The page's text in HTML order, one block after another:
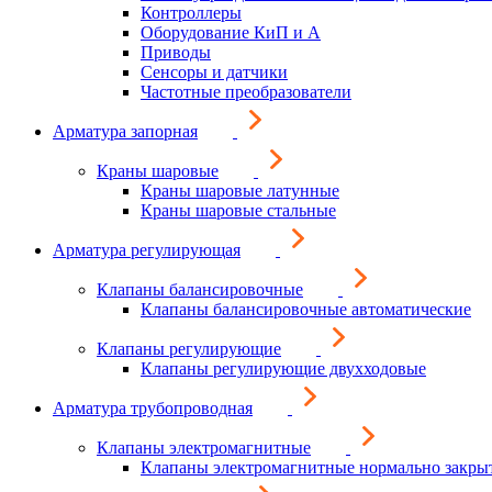
Контроллеры
Оборудование КиП и А
Приводы
Сенсоры и датчики
Частотные преобразователи
Арматура запорная
Краны шаровые
Краны шаровые латунные
Краны шаровые стальные
Арматура регулирующая
Клапаны балансировочные
Клапаны балансировочные автоматические
Клапаны регулирующие
Клапаны регулирующие двухходовые
Арматура трубопроводная
Клапаны электромагнитные
Клапаны электромагнитные нормально